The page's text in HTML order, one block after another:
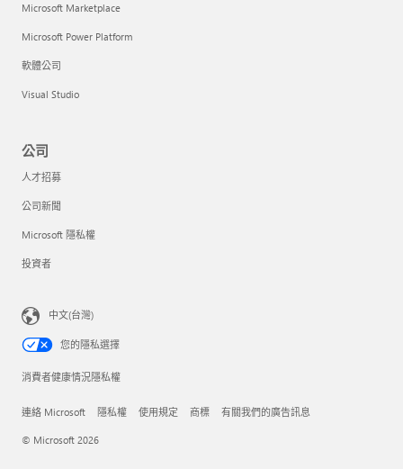
Microsoft Marketplace
Microsoft Power Platform
軟體公司
Visual Studio
公司
人才招募
公司新聞
Microsoft 隱私權
投資者
中文(台灣)
您的隱私選擇
消費者健康情況隱私權
連絡 Microsoft 隱私權 使用規定 商標 有關我們的廣告訊息
© Microsoft 2026